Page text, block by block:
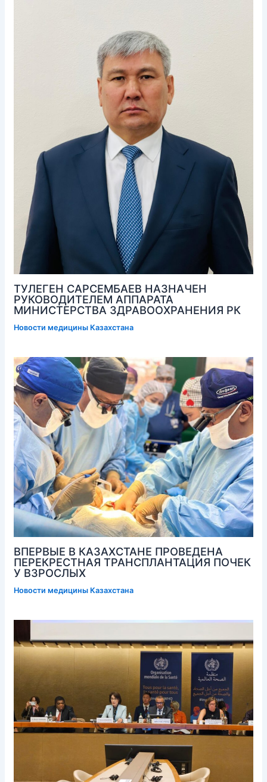
ТУЛЕГЕН САРСЕМБАЕВ НАЗНАЧЕН
РУКОВОДИТЕЛЕМ АППАРАТА
МИНИСТЕРСТВА ЗДРАВООХРАНЕНИЯ РК
Новости медицины Казахстана
ВПЕРВЫЕ В КАЗАХСТАНЕ ПРОВЕДЕНА
ПЕРЕКРЕСТНАЯ ТРАНСПЛАНТАЦИЯ ПОЧЕК
У ВЗРОСЛЫХ
Новости медицины Казахстана